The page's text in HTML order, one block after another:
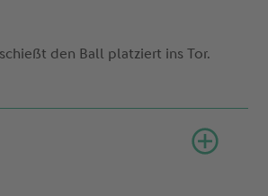
den Ball platziert ins Tor.